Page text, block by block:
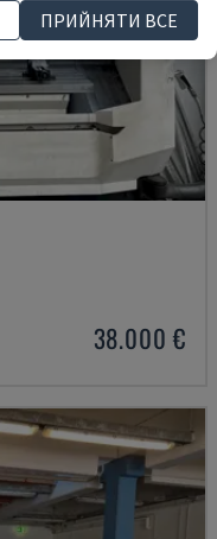
38.000 €
ПРИЙНЯТИ ВСЕ